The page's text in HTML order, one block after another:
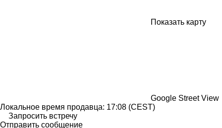
Показать карту
Google Street View
Локальное время продавца: 17:08 (CEST)
Запросить встречу
Отправить сообщение